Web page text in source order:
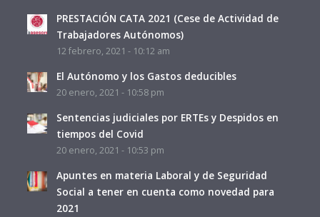
PRESTACIÓN CATA 2021 (Cese de Actividad de
Trabajadores Autónomos)
12 febrero, 2021 - 10:12 am
El Autónomo y los Gastos deducibles
20 enero, 2021 - 10:58 pm
Sentencias judiciales por ERTEs y Despidos en
tiempos del Covid
20 enero, 2021 - 10:53 pm
Apuntes en materia Laboral y de Seguridad
Social a tener en cuenta como novedad para
2021